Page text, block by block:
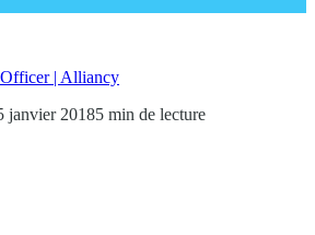
| Alliancy
janvier 20185 min de lecture